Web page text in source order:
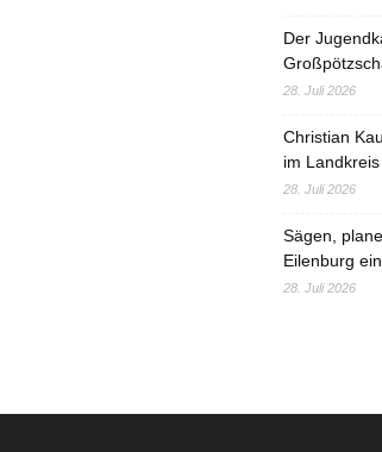
Der
28. Juli 2026
Christian
im
28. Juli 2026
Sägen,
Eilenburg
28. Juli 2026